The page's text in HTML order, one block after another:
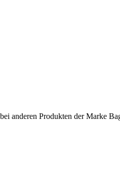
anderen Produkten der Marke